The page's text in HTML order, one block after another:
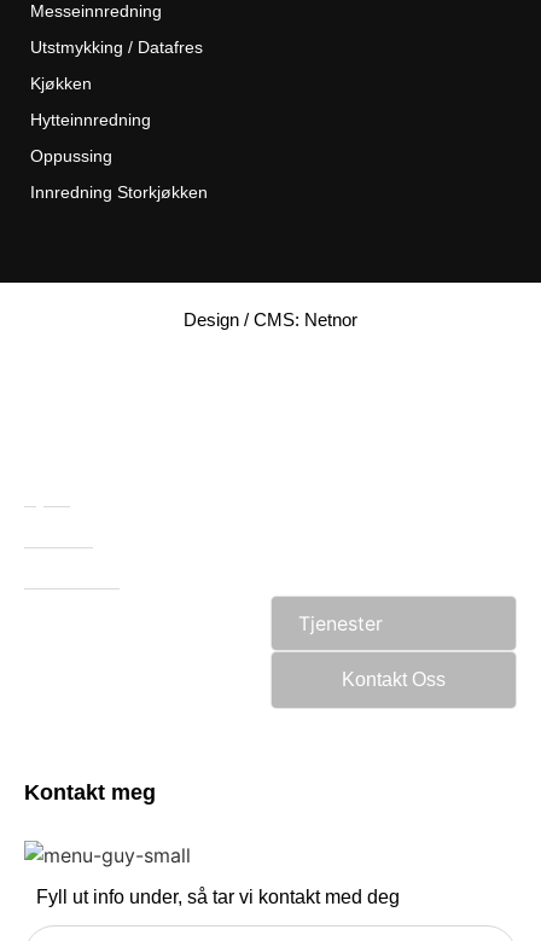
Messeinnredning
Utstmykking / Datafres
Kjøkken
Hytteinnredning
Oppussing
Innredning Storkjøkken
Design / CMS: Netnor
Tjenester
Kontakt Oss
Kontakt meg
Fyll ut info under, så tar vi kontakt med deg